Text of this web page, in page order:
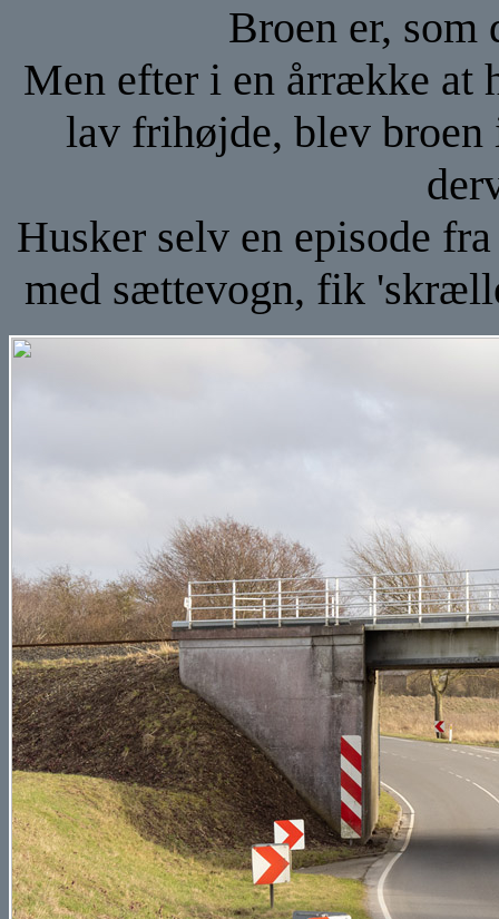
Broen er, som
Men efter i en årrække at
lav frihøjde, blev
Husker selv en episode
med sættevogn, fik